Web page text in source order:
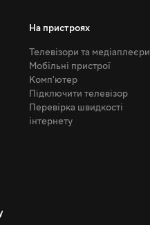
На пристроях
Телевізори та медіаплеєри
Мобільні пристрої
Комп'ютер
Підключити телевізор
Перевірка швидкості
інтернету